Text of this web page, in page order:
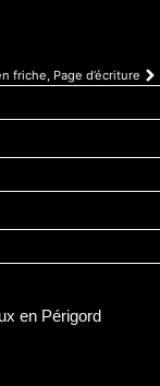
friche, Page d’écriture
en Périgord